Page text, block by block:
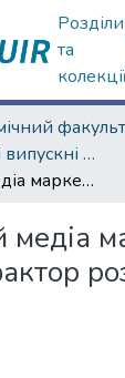
Розділи
та
Кваліфікаційні випускні роботи магістрів. Економічний факультет
Соціальний медіа маркетинг (SMM) як фактор розвитку іміджу організації
медіа